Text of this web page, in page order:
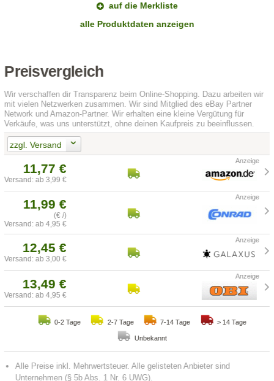
auf die Merkliste
alle Produktdaten anzeigen
Preisvergleich
Wir verschaffen dir Transparenz beim Online-Shopping. Dazu arbeiten wir
mit vielen Netzwerken zusammen. Wir sind Mitglied des eBay Partner
Network und Amazon-Partner. Wir erhalten eine kleine Vergütung für
Verkäufe, was uns unterstützt, ohne deinen Kaufpreis zu beeinflussen.
zzgl. Versand
11,77 €
Versand: ab 3,99 €
11,99 €
(€ /)
Versand: ab 4,95 €
12,45 €
Versand: ab 3,00 €
13,49 €
Versand: ab 4,95 €
0-2 Tage 2-7 Tage 7-14 Tage > 14 Tage
Unbekannt